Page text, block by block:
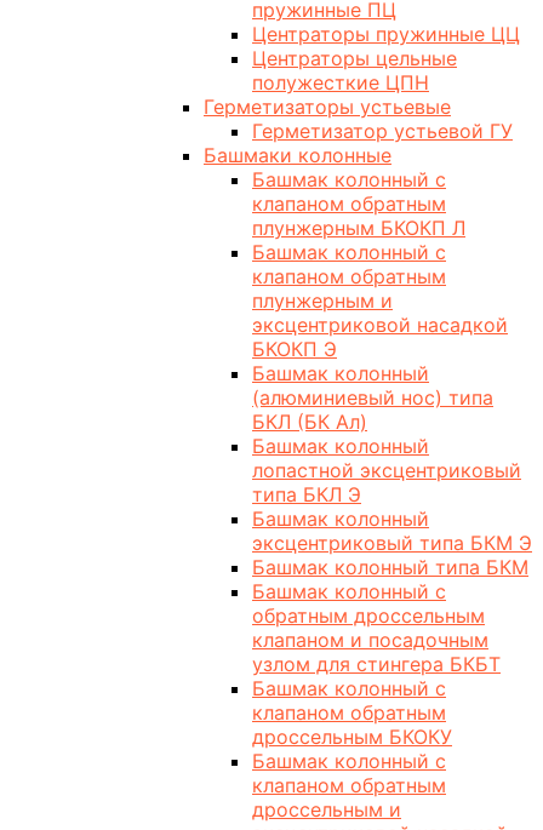
пружинные ПЦ
Центраторы пружинные ЦЦ
Центраторы цельные
полужесткие ЦПН
Герметизаторы устьевые
Герметизатор устьевой ГУ
Башмаки колонные
Башмак колонный с
клапаном обратным
плунжерным БКОКП Л
Башмак колонный с
клапаном обратным
плунжерным и
эксцентриковой насадкой
БКОКП Э
Башмак колонный
(алюминиевый нос) типа
БКЛ (БК Ал)
Башмак колонный
лопастной эксцентриковый
типа БКЛ Э
Башмак колонный
эксцентриковый типа БКМ Э
Башмак колонный типа БКМ
Башмак колонный с
обратным дроссельным
клапаном и посадочным
узлом для стингера БКБТ
Башмак колонный с
клапаном обратным
дроссельным БКОКУ
Башмак колонный с
клапаном обратным
дроссельным и